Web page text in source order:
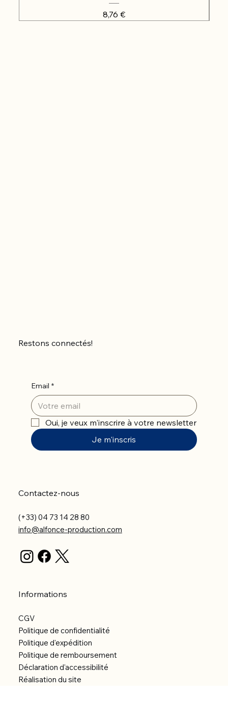
Prix
8,76 €
Restons connectés!
Email *
Oui, je veux m'inscrire à votre newsletter
Je m'inscris
Contactez-nous
(+33) 04 73 14 28 80
info@alfonce-production.com
Informations
CGV
Politique de confidentialité
Politique d'expédition
Politique de remboursement
Déclaration d'accessibilité
Réalisation du site